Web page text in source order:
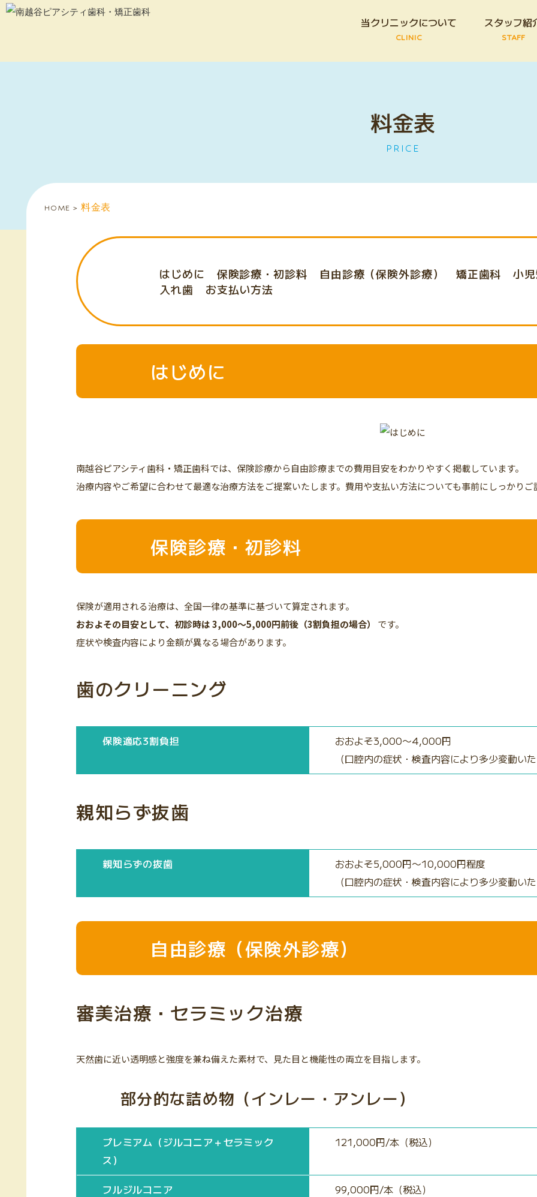
当クリニックについて
CLINIC
スタッフ紹
STAFF
料金表
PRICE
HOME 料金表
はじめに 保険診療・初診料 自由診療（保険外診療） 矯正歯科
小
入れ歯
お支払い方法
はじめに
南越谷ピアシティ歯科・矯正歯科では、保険診療から自由診療までの費用目安をわかりやすく掲載しています。
治療内容やご希望に合わせて最適な治療方法をご提案いたします。費用や支払い方法についても事前にしっかり
保険診療・初診料
保険が適用される治療は、全国一律の基準に基づいて算定されます。
おおよその目安として、初診時は 3,000〜5,000円前後（3割負担の場合） です。
症状や検査内容により金額が異なる場合があります。
歯のクリーニング
保険適応3割負担
おおよそ3,000〜4,000円
（口腔内の症状・検査内容により多少変動い
親知らず抜歯
親知らずの抜歯
おおよそ5,000円〜10,000円程度
（口腔内の症状・検査内容により多少変動い
自由診療（保険外診療）
審美治療・セラミック治療
天然歯に近い透明感と強度を兼ね備えた素材で、見た目と機能性の両立を目指します。
部分的な詰め物（インレー・アンレー）
プレミアム（ジルコニア＋セラミック
ス）
121,000円/本（税込）
フルジルコニア 99,000円/本（税込）